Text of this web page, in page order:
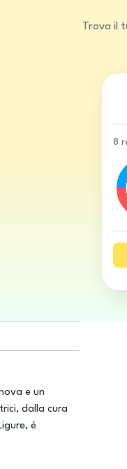
Trova il
8
e un
dalla cura
è